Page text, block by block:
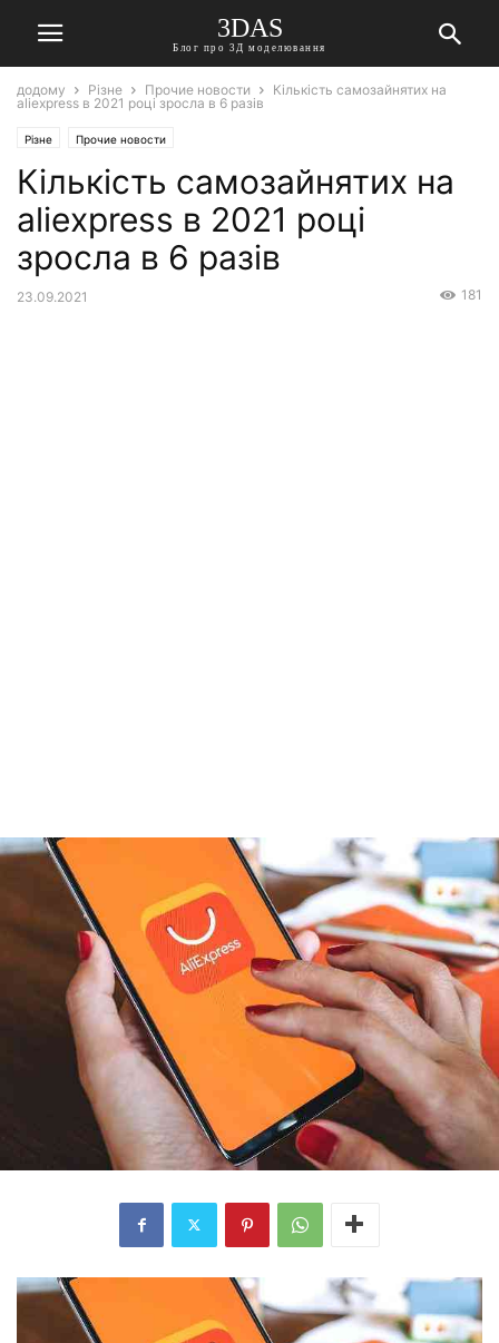
3DAS
Блог про 3Д моделювання
додому Різне Прочие новости
Кількість самозайнятих на
aliexpress в 2021 році зросла в 6 разів
Різне Прочие новости
Кількість самозайнятих на
aliexpress в 2021 році
зросла в 6 разів
23.09.2021 181